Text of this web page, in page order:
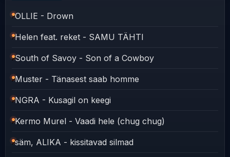
OLLIE - Drown
Helen feat. reket - SAMU TÄHTI
South of Savoy - Son of a Cowboy
Muster - Tänasest saab homme
NGRA - Kusagil on keegi
Kermo Murel - Vaadi hele (chug chug)
säm, ALIKA - kissitavad silmad